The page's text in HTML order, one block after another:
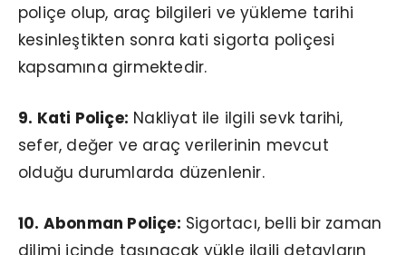
poliçe olup, araç bilgileri ve yükleme tarihi
kesinleştikten sonra kati sigorta poliçesi
kapsamına girmektedir.
9. Kati Poliçe: Nakliyat ile ilgili sevk tarihi,
sefer, değer ve araç verilerinin mevcut
olduğu durumlarda düzenlenir.
10. Abonman Poliçe: Sigortacı, belli bir zaman
dilimi içinde taşınacak yükle ilgili detayların